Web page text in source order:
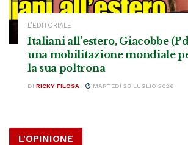
L’EDITORIALE
Italiani all’estero, Giacobbe
una mobilitazione mondiale
la sua poltrona
DI RICKY FILOSA MARTEDÌ 28 LUGLIO 2026
L'OPINIONE